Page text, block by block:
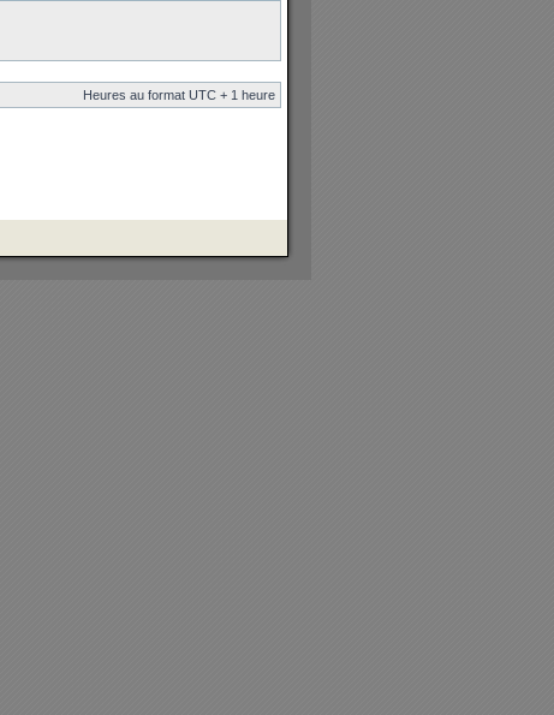
Heures au format UTC + 1 heure